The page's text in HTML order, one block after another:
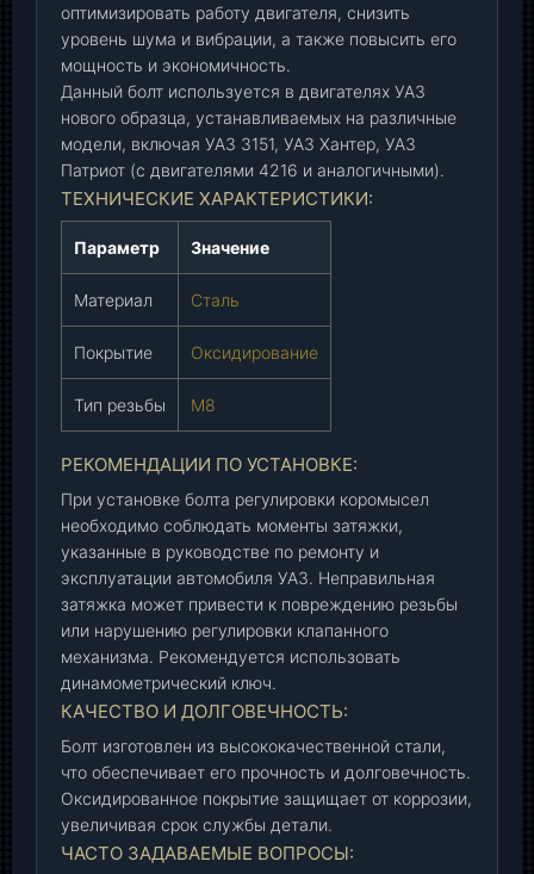
о
б
р
.
(
4
2
(
У
А
З
)
т
оптимизировать работу двигателя, снизить
уровень шума и вибрации, а также повысить его
мощность и экономичность.
Данный болт используется в двигателях УАЗ
нового образца, устанавливаемых на различные
модели, включая УАЗ 3151, УАЗ Хантер, УАЗ
Патриот (с двигателями 4216 и аналогичными).
ТЕХНИЧЕСКИЕ ХАРАКТЕРИСТИКИ:
Параметр Значение
Материал Сталь
Покрытие Оксидирование
Тип резьбы М8
РЕКОМЕНДАЦИИ ПО УСТАНОВКЕ:
При установке болта регулировки коромысел
необходимо соблюдать моменты затяжки,
указанные в руководстве по ремонту и
эксплуатации автомобиля УАЗ. Неправильная
затяжка может привести к повреждению резьбы
или нарушению регулировки клапанного
механизма. Рекомендуется использовать
динамометрический ключ.
КАЧЕСТВО И ДОЛГОВЕЧНОСТЬ:
Болт изготовлен из высококачественной стали,
что обеспечивает его прочность и долговечность.
Оксидированное покрытие защищает от коррозии,
увеличивая срок службы детали.
ЧАСТО ЗАДАВАЕМЫЕ ВОПРОСЫ: